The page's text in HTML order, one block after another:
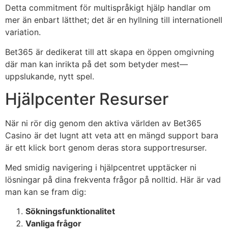
Detta commitment för multispråkigt hjälp handlar om
mer än enbart lätthet; det är en hyllning till internationell
variation.
Bet365 är dedikerat till att skapa en öppen omgivning
där man kan inrikta på det som betyder mest—
uppslukande, nytt spel.
Hjälpcenter Resurser
När ni rör dig genom den aktiva världen av Bet365
Casino är det lugnt att veta att en mängd support bara
är ett klick bort genom deras stora supportresurser.
Med smidig navigering i hjälpcentret upptäcker ni
lösningar på dina frekventa frågor på nolltid. Här är vad
man kan se fram dig:
Sökningsfunktionalitet
Vanliga frågor